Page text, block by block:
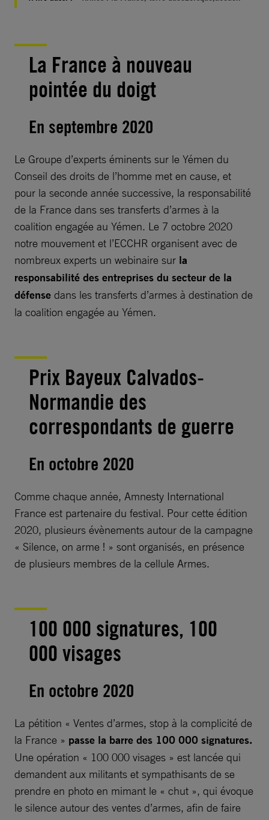
La France à nouveau
pointée du doigt
En septembre 2020
Le Groupe d’experts éminents sur le Yémen du
Conseil des droits de l’homme met en cause, et
pour la seconde année successive, la responsabilité
de la France dans ses transferts d’armes à la
coalition engagée au Yémen. Le 7 octobre 2020
notre mouvement et l’ECCHR organisent avec de
nombreux experts un webinaire sur la
responsabilité des entreprises du secteur de la
défense dans les transferts d’armes à destination de
la coalition engagée au Yémen.
Prix Bayeux Calvados-
Normandie des
correspondants de guerre
En octobre 2020
Comme chaque année, Amnesty International
France est partenaire du festival. Pour cette édition
2020, plusieurs évènements autour de la campagne
« Silence, on arme ! » sont organisés, en présence
de plusieurs membres de la cellule Armes.
100 000 signatures, 100
000 visages
En octobre 2020
La pétition « Ventes d’armes, stop à la complicité de
la France » passe la barre des 100 000 signatures.
Une opération « 100 000 visages » est lancée qui
demandent aux militants et sympathisants de se
prendre en photo en mimant le « chut », qui évoque
le silence autour des ventes d’armes, afin de faire